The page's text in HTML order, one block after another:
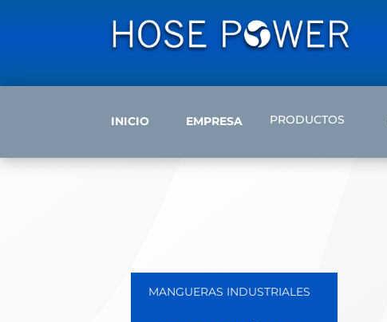
INICIO EMPRESA PRODUCTOS
MANGUERAS INDUSTRIALES